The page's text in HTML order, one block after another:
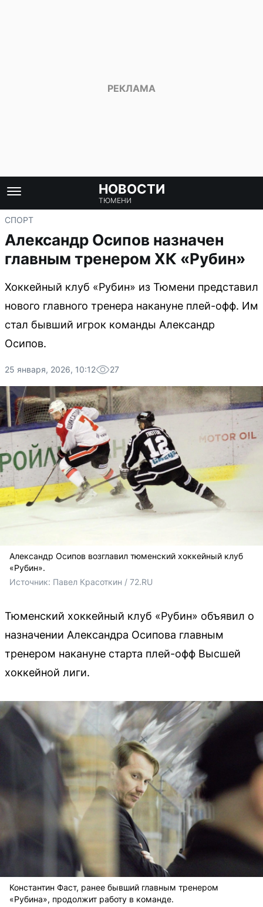
НОВОСТИ
ТЮМЕНИ
СПОРТ
Александр Осипов назначен
главным тренером ХК «Рубин»
Хоккейный клуб «Рубин» из Тюмени представил
нового главного тренера накануне плей-офф. Им
стал бывший игрок команды Александр
Осипов.
25 января, 2026, 10:12 27
Александр Осипов возглавил тюменский хоккейный клуб
«Рубин».
Источник: Павел Красоткин / 72.RU
Тюменский хоккейный клуб «Рубин» объявил о
назначении Александра Осипова главным
тренером накануне старта плей-офф Высшей
хоккейной лиги.
Константин Фаст, ранее бывший главным тренером
«Рубина», продолжит работу в команде.